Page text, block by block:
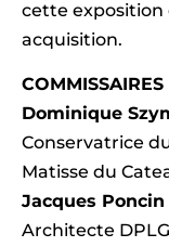
cette exposition
acquisition.
COMMISSAIRES
Dominique
Conservatrice
Matisse du
Jacques Poncin
Architecte